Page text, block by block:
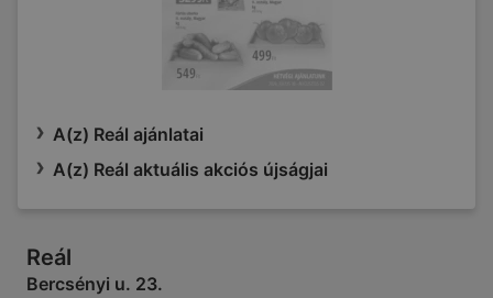
A(z) Reál ajánlatai
A(z) Reál aktuális akciós újságjai
Reál
Bercsényi u. 23.